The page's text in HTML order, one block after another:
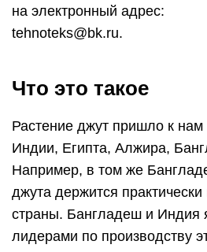
на электронный адрес:
tehnoteks@bk.ru.
Что это такое
Растение джут пришло к нам
Индии, Египта, Алжира,
Например, в том же
джута держится
страны. Бангладеш и Индия
лидерами по производству